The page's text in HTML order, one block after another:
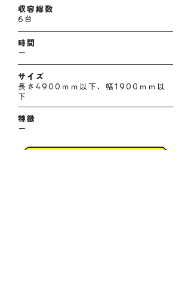
収容総数
6台
時間
ー
サイズ
長さ4900ｍｍ以下、幅1900ｍｍ以
下
特徴
ー